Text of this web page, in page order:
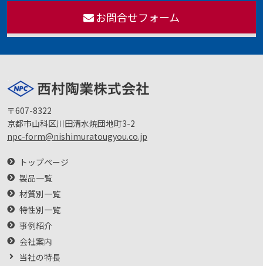
お問合せフォーム
〒607-8322
京都市山科区川田清水焼団地町3-2
npc-form@nishimuratougyou.co.jp
トップページ
製品一覧
材質別一覧
特性別一覧
事例紹介
会社案内
当社の特長